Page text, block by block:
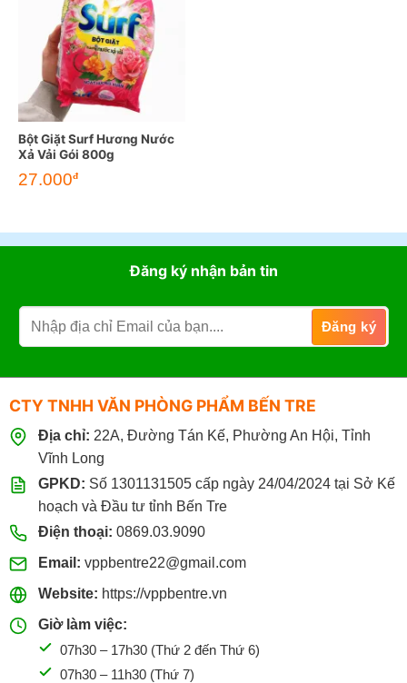
Bột Giặt Surf Hương Nước
Xả Vải Gói 800g
27.000đ
Đăng ký nhận bản tin
CTY TNHH VĂN PHÒNG PHẨM BẾN TRE
Địa chỉ: 22A, Đường Tán Kế, Phường An Hội, Tỉnh
Vĩnh Long
GPKD: Số 1301131505 cấp ngày 24/04/2024 tại Sở Kế
hoạch và Đầu tư tỉnh Bến Tre
Điện thoại: 0869.03.9090
Email: vppbentre22@gmail.com
Website: https://vppbentre.vn
Giờ làm việc:
07h30 – 17h30 (Thứ 2 đến Thứ 6)
07h30 – 11h30 (Thứ 7)